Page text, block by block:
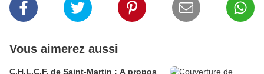
Vous aimerez aussi
C.H.L.C.F. de Saint-Martin : A propos